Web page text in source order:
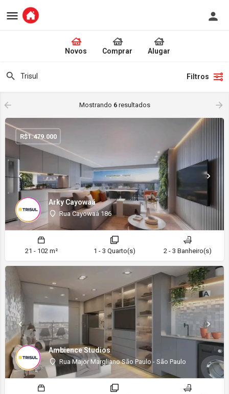
Novos Comprar Alugar
Filtros
Mostrando 6resultados
Arky Cayowaá
Rua Cayowaá 186
R$1.479.000
21 - 102 m² 1 - 3 Quarto(s) 2 - 3 Banheiro(s)
Ambience Studios
Rua Major Margliano São Paulo - São Paulo